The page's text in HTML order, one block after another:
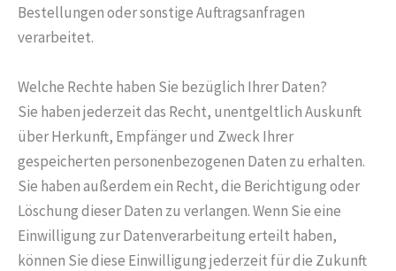
Bestellungen oder sonstige Auftragsanfragen
verarbeitet.
Welche Rechte haben Sie bezüglich Ihrer Daten?
Sie haben jederzeit das Recht, unentgeltlich Auskunft
über Herkunft, Empfänger und Zweck Ihrer
gespeicherten personenbezogenen Daten zu erhalten.
Sie haben außerdem ein Recht, die Berichtigung oder
Löschung dieser Daten zu verlangen. Wenn Sie eine
Einwilligung zur Datenverarbeitung erteilt haben,
können Sie diese Einwilligung jederzeit für die Zukunft